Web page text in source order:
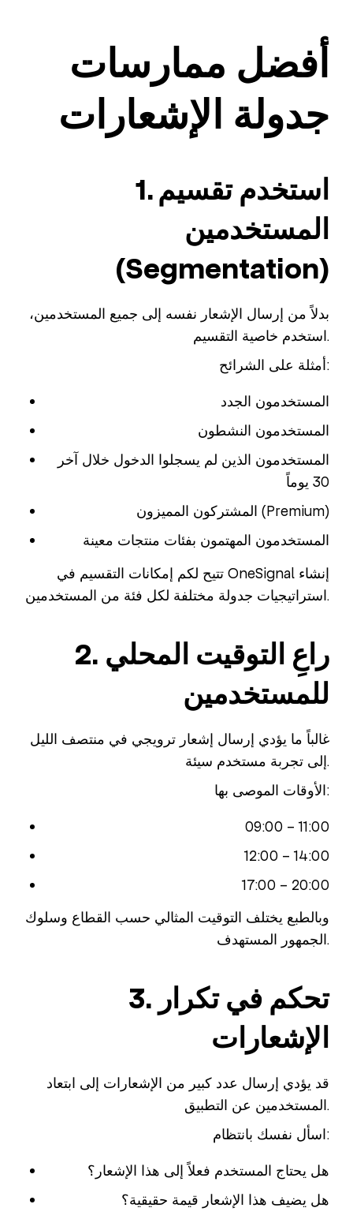
أفضل ممارسات
جدولة الإشعارات
1. استخدم تقسيم
المستخدمين
(Segmentation)
بدلاً من إرسال الإشعار نفسه إلى جميع المستخدمين،
استخدم خاصية التقسيم.
أمثلة على الشرائح:
المستخدمون الجدد
المستخدمون النشطون
المستخدمون الذين لم يسجلوا الدخول خلال آخر
30 يوماً
المشتركون المميزون (Premium)
المستخدمون المهتمون بفئات منتجات معينة
تتيح لكم إمكانات التقسيم في OneSignal إنشاء
استراتيجيات جدولة مختلفة لكل فئة من المستخدمين.
2. راعِ التوقيت المحلي
للمستخدمين
غالباً ما يؤدي إرسال إشعار ترويجي في منتصف الليل
إلى تجربة مستخدم سيئة.
الأوقات الموصى بها:
09:00 – 11:00
12:00 – 14:00
17:00 – 20:00
وبالطبع يختلف التوقيت المثالي حسب القطاع وسلوك
الجمهور المستهدف.
3. تحكم في تكرار
الإشعارات
قد يؤدي إرسال عدد كبير من الإشعارات إلى ابتعاد
المستخدمين عن التطبيق.
اسأل نفسك بانتظام:
هل يحتاج المستخدم فعلاً إلى هذا الإشعار؟
هل يضيف هذا الإشعار قيمة حقيقية؟